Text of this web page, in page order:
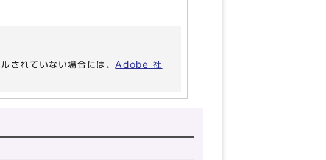
されていない場合には、Adobe 社